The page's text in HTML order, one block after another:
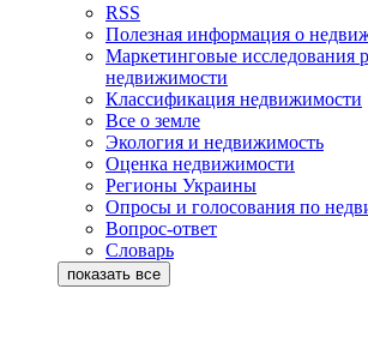
RSS
Полезная информация о
Маркетинговые исследования
недвижимости
Классификация недвижимости
Все о земле
Экология и недвижимость
Оценка недвижимости
Регионы Украины
Опросы и голосования по
Вопрос-ответ
Словарь